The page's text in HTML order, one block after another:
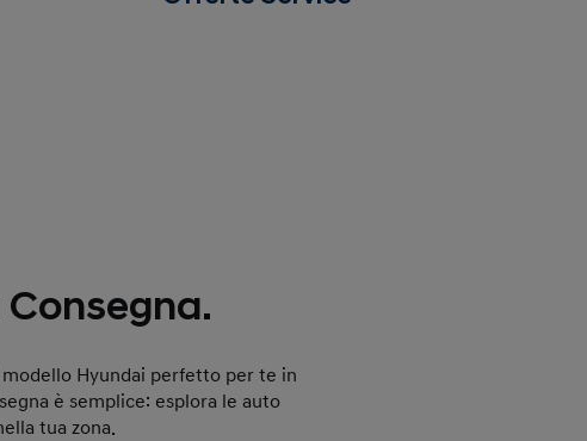
Hyundai perfetto per te in
è semplice: esplora le auto
tua zona.